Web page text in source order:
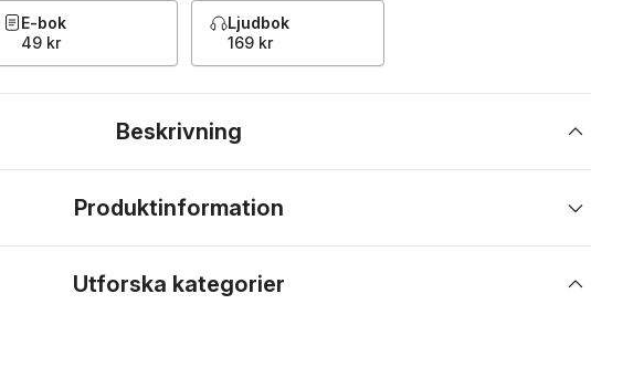
E-bok
49 kr
Ljudbok
169 kr
Beskrivning
Produktinformation
Utforska kategorier